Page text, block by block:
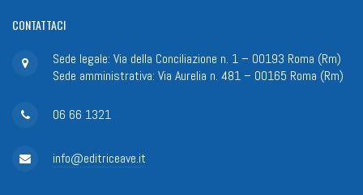
CONTATTACI
Sede legale: Via della Conciliazione n. 1 – 00193 Roma (Rm)
Sede amministrativa: Via Aurelia n. 481 – 00165 Roma (Rm)
06 66 1321
info@editriceave.it